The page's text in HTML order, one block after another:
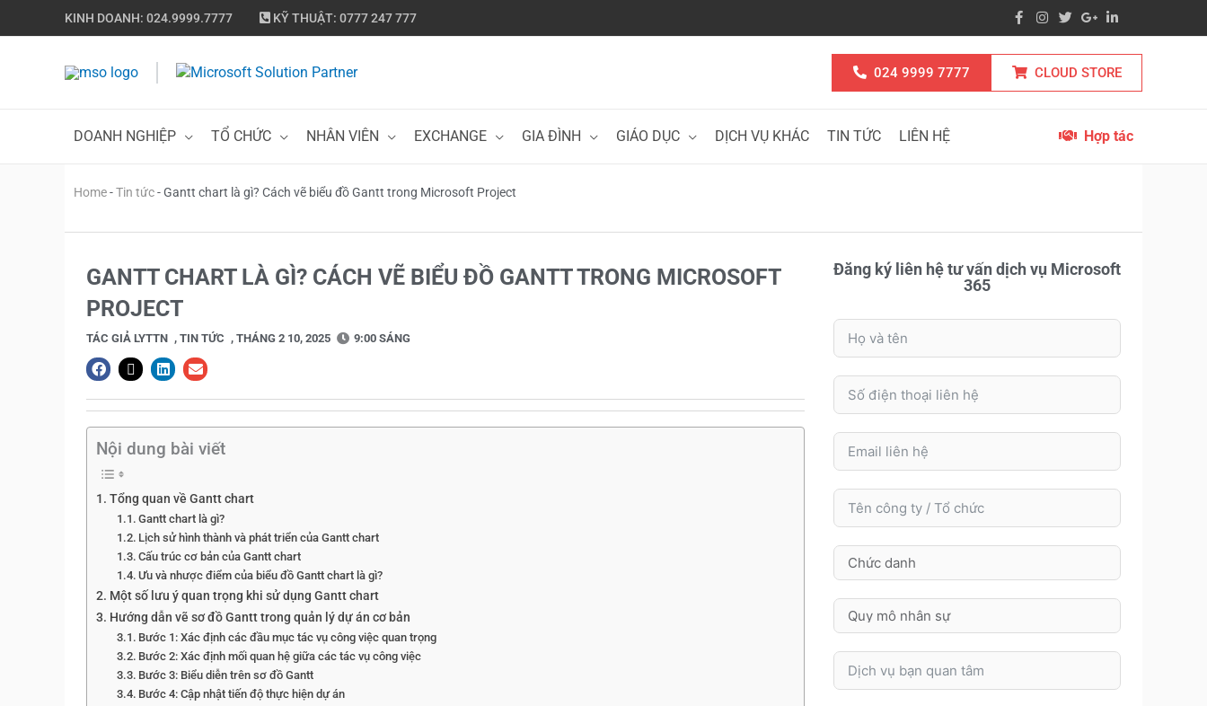
KINH DOANH: 024.9999.7777 KỸ THUẬT: 0777 247 777
024 9999 7777 CLOUD STORE
DOANH NGHIỆP TỔ CHỨC NHÂN VIÊN EXCHANGE GIA ĐÌNH GIÁO DỤC DỊCH VỤ KHÁC TIN TỨC LIÊN HỆ Hợp tác
Home-Tin tức-Gantt chart là gì? Cách vẽ biểu đồ Gantt trong Microsoft Project
GANTT CHART LÀ GÌ? CÁCH VẼ BIỂU ĐỒ GANTT TRONG MICROSOFT
PROJECT
TÁC GIẢ LYTTN , TIN TỨC , THÁNG 2 10, 2025 9:00 SÁNG
Nội dung bài viết
Tổng quan về Gantt chart
Gantt chart là gì?
Lịch sử hình thành và phát triển của Gantt chart
Cấu trúc cơ bản của Gantt chart
Ưu và nhược điểm của biểu đồ Gantt chart là gì?
Một số lưu ý quan trọng khi sử dụng Gantt chart
Hướng dẫn vẽ sơ đồ Gantt trong quản lý dự án cơ bản
Bước 1: Xác định các đầu mục tác vụ công việc quan trọng
Bước 2: Xác định mối quan hệ giữa các tác vụ công việc
Bước 3: Biểu diễn trên sơ đồ Gantt
Bước 4: Cập nhật tiến độ thực hiện dự án
Đăng ký liên hệ tư vấn dịch vụ Microsoft
365